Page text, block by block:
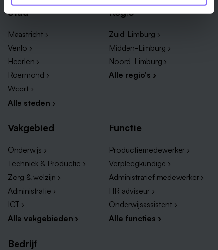
Stad
Maastricht ›
Venlo ›
Heerlen ›
Roermond ›
Weert ›
Alle steden ›
Regio
Zuid-Limburg ›
Midden-Limburg ›
Noord-Limburg ›
Alle regio's ›
Vakgebied
Onderwijs ›
Techniek & Productie ›
Zorg & welzijn ›
Administratie ›
ICT ›
Alle vakgebieden ›
Functie
Productiemedewerker ›
Verpleegkundige ›
Administratief medewerker ›
HR adviseur ›
Onderwijsassistent ›
Alle functies ›
Bedrijf